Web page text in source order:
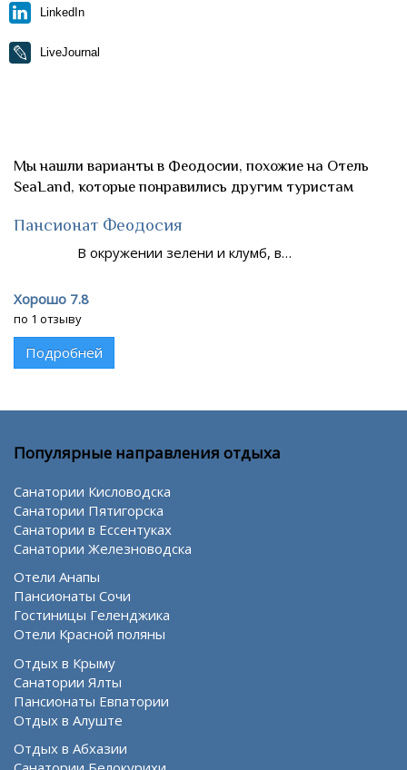
LinkedIn
LiveJournal
Мы нашли варианты в Феодосии, похожие на Отель
SeaLand, которые понравились другим туристам
Пансионат Феодосия
В окружении зелени и клумб, в…
Хорошо 7.8
по 1 отзыву
Подробней
Популярные направления отдыха
Санатории Кисловодска
Санатории Пятигорска
Санатории в Ессентуках
Санатории Железноводска
Отели Анапы
Пансионаты Сочи
Гостиницы Геленджика
Отели Красной поляны
Отдых в Крыму
Санатории Ялты
Пансионаты Евпатории
Отдых в Алуште
Отдых в Абхазии